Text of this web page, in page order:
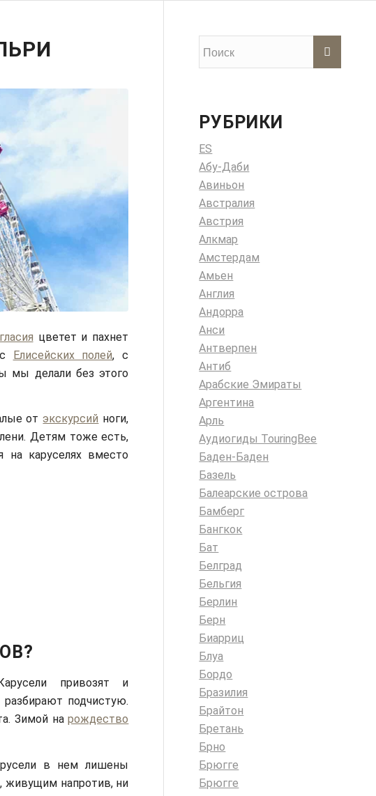
цветет и пахнет
Елисейских полей, с
мы делали без этого
отэкскурсий ноги,
Детям тоже есть,
каруселях вместо
привозят и
подчистую.
Зимой нарождество
в нем лишены
живущим напротив, ни
РУБРИКИ
ES
Абу-Даби
Авиньон
Австралия
Австрия
Алкмар
Амстердам
Амьен
Англия
Андорра
Анси
Антверпен
Антиб
Арабские Эмираты
Аргентина
Арль
Аудиогиды TouringBee
Баден-Баден
Базель
Балеарские острова
Бамберг
Бангкок
Бат
Белград
Бельгия
Берлин
Берн
Биарриц
Блуа
Бордо
Бразилия
Брайтон
Бретань
Брно
Брюгге
Брюгге